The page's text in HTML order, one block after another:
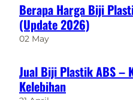
Berapa Harga Biji
(Update 2026)
02 May
Jual Biji Plastik ABS –
Kelebihan